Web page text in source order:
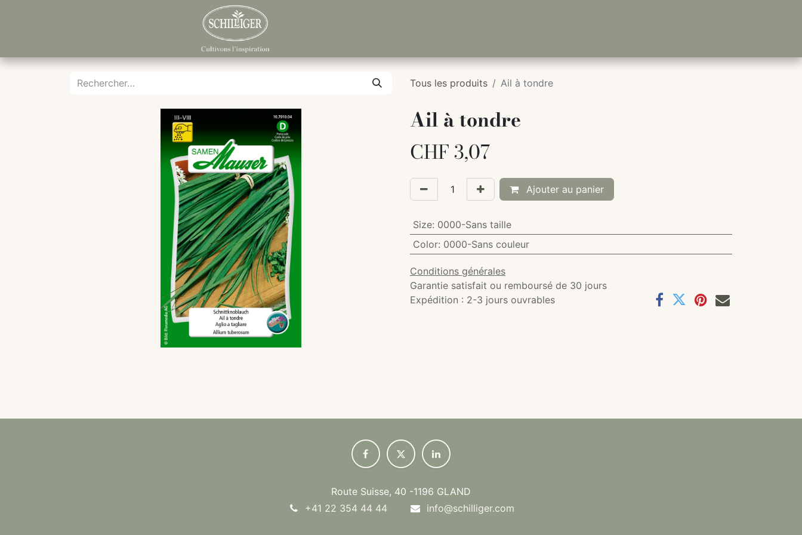
Tous les produits Ail à tondre
Ail à tondre
CHF3,07
Ajouter au panier
Size: 0000-Sans taille
Color: 0000-Sans couleur
Conditions générales
Garantie satisfait ou remboursé de 30 jours
Expédition : 2-3 jours ouvrables
Route Suisse, 40 -1196 GLAND
+41 22 354 44 44
info@schilliger.com